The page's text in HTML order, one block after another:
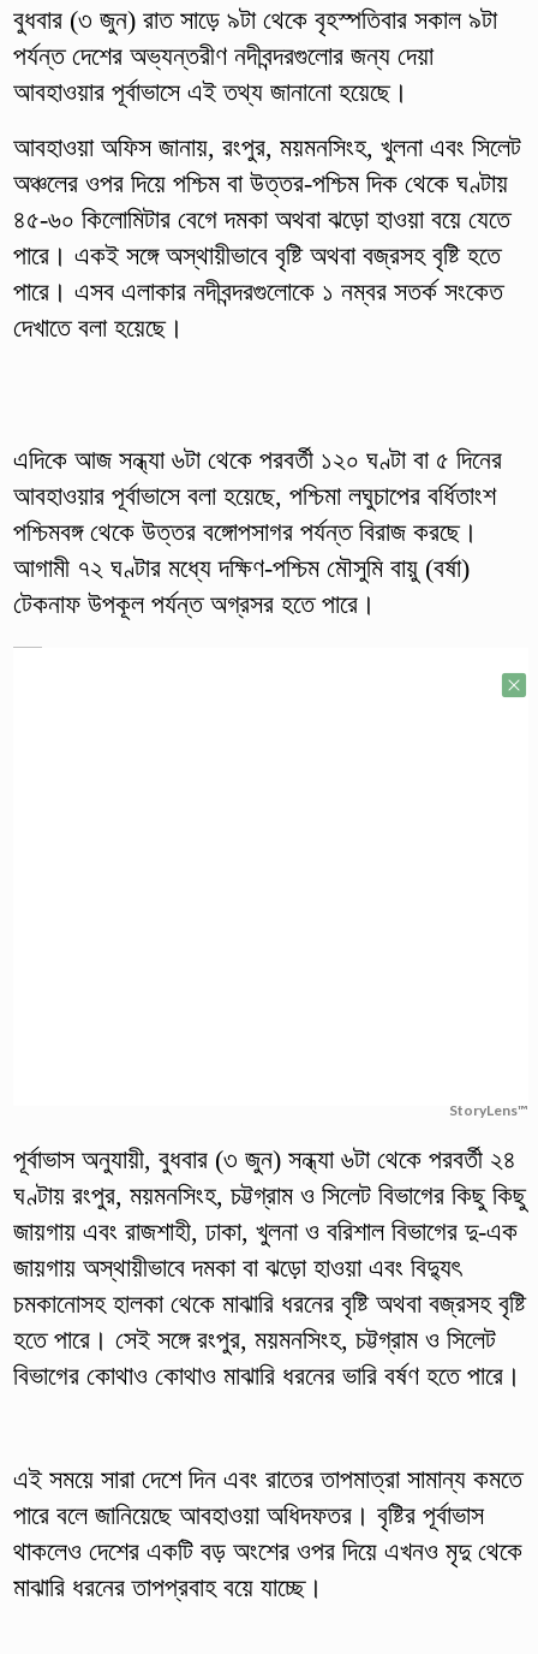
বুধবার (৩ জুন) রাত সাড়ে ৯টা থেকে বৃহস্পতিবার সকাল ৯টা
পর্যন্ত দেশের অভ্যন্তরীণ নদীবন্দরগুলোর জন্য দেয়া
আবহাওয়ার পূর্বাভাসে এই তথ্য জানানো হয়েছে।
আবহাওয়া অফিস জানায়, রংপুর, ময়মনসিংহ, খুলনা এবং সিলেট
অঞ্চলের ওপর দিয়ে পশ্চিম বা উত্তর-পশ্চিম দিক থেকে ঘণ্টায়
৪৫-৬০ কিলোমিটার বেগে দমকা অথবা ঝড়ো হাওয়া বয়ে যেতে
পারে। একই সঙ্গে অস্থায়ীভাবে বৃষ্টি অথবা বজ্রসহ বৃষ্টি হতে
পারে। এসব এলাকার নদীবন্দরগুলোকে ১ নম্বর সতর্ক সংকেত
দেখাতে বলা হয়েছে।
এদিকে আজ সন্ধ্যা ৬টা থেকে পরবর্তী ১২০ ঘণ্টা বা ৫ দিনের
আবহাওয়ার পূর্বাভাসে বলা হয়েছে, পশ্চিমা লঘুচাপের বর্ধিতাংশ
পশ্চিমবঙ্গ থেকে উত্তর বঙ্গোপসাগর পর্যন্ত বিরাজ করছে।
আগামী ৭২ ঘণ্টার মধ্যে দক্ষিণ-পশ্চিম মৌসুমি বায়ু (বর্ষা)
টেকনাফ উপকূল পর্যন্ত অগ্রসর হতে পারে।
StoryLens™
পূর্বাভাস অনুযায়ী, বুধবার (৩ জুন) সন্ধ্যা ৬টা থেকে পরবর্তী ২৪
ঘণ্টায় রংপুর, ময়মনসিংহ, চট্টগ্রাম ও সিলেট বিভাগের কিছু কিছু
জায়গায় এবং রাজশাহী, ঢাকা, খুলনা ও বরিশাল বিভাগের দু-এক
জায়গায় অস্থায়ীভাবে দমকা বা ঝড়ো হাওয়া এবং বিদ্যুৎ
চমকানোসহ হালকা থেকে মাঝারি ধরনের বৃষ্টি অথবা বজ্রসহ বৃষ্টি
হতে পারে। সেই সঙ্গে রংপুর, ময়মনসিংহ, চট্টগ্রাম ও সিলেট
বিভাগের কোথাও কোথাও মাঝারি ধরনের ভারি বর্ষণ হতে পারে।
এই সময়ে সারা দেশে দিন এবং রাতের তাপমাত্রা সামান্য কমতে
পারে বলে জানিয়েছে আবহাওয়া অধিদফতর। বৃষ্টির পূর্বাভাস
থাকলেও দেশের একটি বড় অংশের ওপর দিয়ে এখনও মৃদু থেকে
মাঝারি ধরনের তাপপ্রবাহ বয়ে যাচ্ছে।